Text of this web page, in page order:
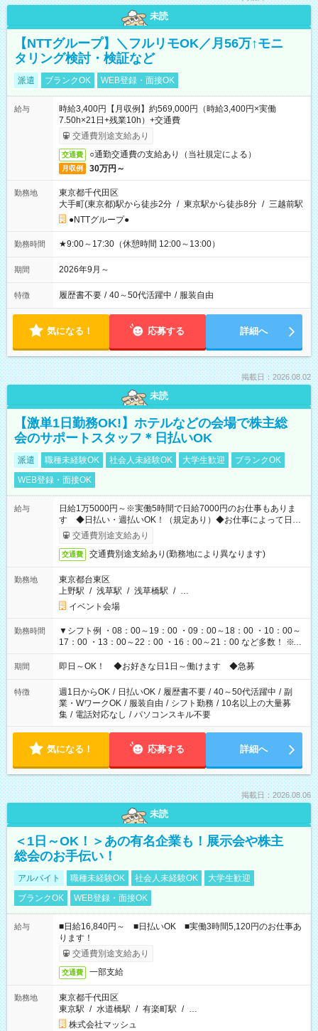
未読
【NTTグループ】＼フルリモOK／月56万↑モニ
タリング検討・検証など
派遣 ブランクOK WEB登録・面接OK
給与
時給3,400円【月収例】約569,000円（時給3,400円×実働
7.50h×21日+残業10h）+交通費
交通費別途支給あり
交通費 ○通勤交通費の支給あり（当社規定による）
月収例 30万円～
勤務地
東京都千代田区
大手町(東京都)駅から徒歩2分 / 東京駅から徒歩8分 / 三越前駅
●NTTグループ●
勤務時間 ★9:00～17:30（休憩時間 12:00～13:00）
期間 2026年9月～
特徴 履歴書不要 / 40～50代活躍中 / 服装自由
気になる！ 応募する 詳細へ
掲載日：2026.08.02
未読
【激単1日勤務OK!】ホテルなどの会場で株主総
会のサポートスタッフ＊日払いOK
派遣 職種未経験OK 社会人未経験OK 大学生歓迎
ブランクOK
WEB登録・面接OK
給与
日給1万5000円～※実働5時間で日給7000円のお仕事もありま
す ◆日払い・週払いOK！（規定あり）◆お仕事によって日給
も異なります
交通費別途支給あり
交通費 交通費別途支給あり(勤務地により異なります)
勤務地
東京都台東区
上野駅 / 浅草駅 / 浅草橋駅 / …
イベント会場
勤務時間
▼シフト例 ・08：00～19：00 ・09：00～18：00 ・10：00～
17：00 ・13：00～22：00 ・16：00～21：00 など多数！ ※お
仕事により勤務時間が異なります
期間 即日～OK！ ◆お好きな日1日～働けます ◆急募
特徴 週1日からOK / 日払いOK / 履歴書不要 / 40～50代活躍中 / 副
業・WワークOK / 服装自由 / シフト勤務 / 10名以上の大量募
集 / 電話対応なし / パソコンスキル不要
気になる！ 応募する 詳細へ
掲載日：2026.08.06
未読
＜1日～OK！＞あの有名企業も！展示会や株主
総会のお手伝い！
アルバイト 職種未経験OK 社会人未経験OK
大学生歓迎
ブランクOK
WEB登録・面接OK
給与
■日給16,840円～ ■日払いOK ■実働3時間5,120円のお仕事あ
ります！
交通費別途支給あり
交通費 一部支給
勤務地
東京都千代田区
東京駅 / 水道橋駅 / 有楽町駅 / …
株式会社マッシュ